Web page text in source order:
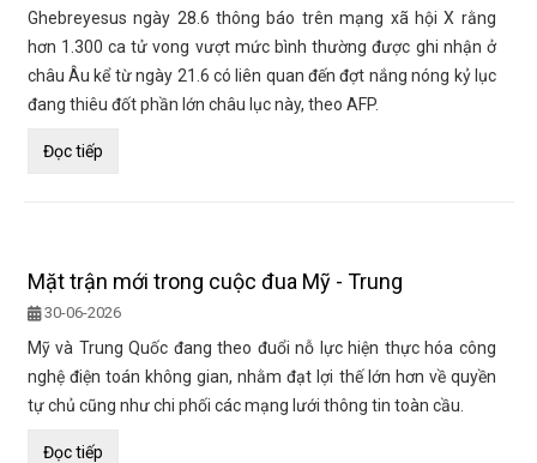
Ghebreyesus ngày 28.6 thông báo trên mạng xã hội X rằng
hơn 1.300 ca tử vong vượt mức bình thường được ghi nhận ở
châu Âu kể từ ngày 21.6 có liên quan đến đợt nắng nóng kỷ lục
đang thiêu đốt phần lớn châu lục này, theo AFP.
Đọc tiếp
Mặt trận mới trong cuộc đua Mỹ - Trung
30-06-2026
Mỹ và Trung Quốc đang theo đuổi nỗ lực hiện thực hóa công
nghệ điện toán không gian, nhằm đạt lợi thế lớn hơn về quyền
tự chủ cũng như chi phối các mạng lưới thông tin toàn cầu.
Đọc tiếp